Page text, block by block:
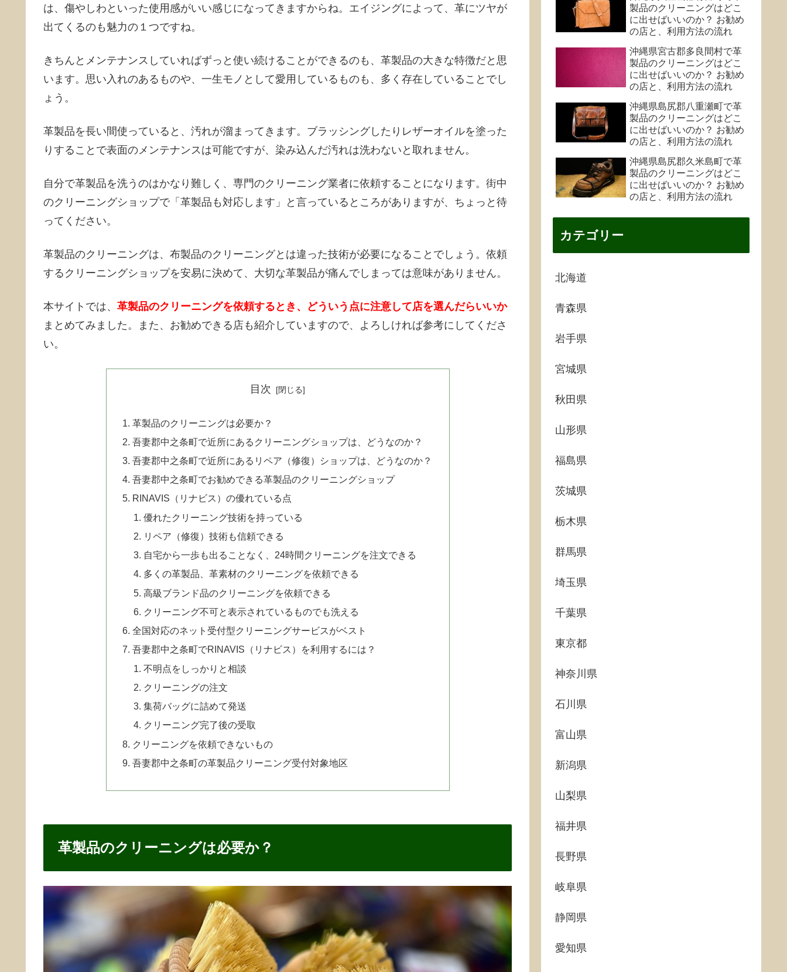
は、傷やしわといった使用感がいい感じになってきますからね。エイジングによって、革にツヤが
出てくるのも魅力の１つですね。
きちんとメンテナンスしていればずっと使い続けることができるのも、革製品の大きな特徴だと思
います。思い入れのあるものや、一生モノとして愛用しているものも、多く存在していることでし
ょう。
革製品を長い間使っていると、汚れが溜まってきます。ブラッシングしたりレザーオイルを塗った
りすることで表面のメンテナンスは可能ですが、染み込んだ汚れは洗わないと取れません。
自分で革製品を洗うのはかなり難しく、専門のクリーニング業者に依頼することになります。街中
のクリーニングショップで「革製品も対応します」と言っているところがありますが、ちょっと待
ってください。
革製品のクリーニングは、布製品のクリーニングとは違った技術が必要になることでしょう。依頼
するクリーニングショップを安易に決めて、大切な革製品が痛んでしまっては意味がありません。
本サイトでは、 革製品のクリーニングを依頼するとき、どういう点に注意して店を選んだらいいか
まとめてみました。また、お勧めできる店も紹介していますので、よろしければ参考にしてくださ
い。
目次
革製品のクリーニングは必要か？
吾妻郡中之条町で近所にあるクリーニングショップは、どうなのか？
吾妻郡中之条町で近所にあるリペア（修復）ショップは、どうなのか？
吾妻郡中之条町でお勧めできる革製品のクリーニングショップ
RINAVIS（リナビス）の優れている点
優れたクリーニング技術を持っている
リペア（修復）技術も信頼できる
自宅から一歩も出ることなく、24時間クリーニングを注文できる
多くの革製品、革素材のクリーニングを依頼できる
高級ブランド品のクリーニングを依頼できる
クリーニング不可と表示されているものでも洗える
全国対応のネット受付型クリーニングサービスがベスト
吾妻郡中之条町でRINAVIS（リナビス）を利用するには？
不明点をしっかりと相談
クリーニングの注文
集荷バッグに詰めて発送
クリーニング完了後の受取
クリーニングを依頼できないもの
吾妻郡中之条町の革製品クリーニング受付対象地区
革製品のクリーニングは必要か？
製品のクリーニングはどこ
に出せばいいのか？ お勧め
の店と、利用方法の流れ
沖縄県宮古郡多良間村で革
製品のクリーニングはどこ
に出せばいいのか？ お勧め
の店と、利用方法の流れ
沖縄県島尻郡八重瀬町で革
製品のクリーニングはどこ
に出せばいいのか？ お勧め
の店と、利用方法の流れ
沖縄県島尻郡久米島町で革
製品のクリーニングはどこ
に出せばいいのか？ お勧め
の店と、利用方法の流れ
カテゴリー
北海道
青森県
岩手県
宮城県
秋田県
山形県
福島県
茨城県
栃木県
群馬県
埼玉県
千葉県
東京都
神奈川県
石川県
富山県
新潟県
山梨県
福井県
長野県
岐阜県
静岡県
愛知県